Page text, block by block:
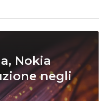
Nokia
negli